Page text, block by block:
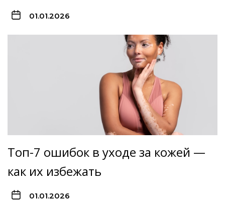
01.01.2026
Топ-7 ошибок в уходе за кожей —
как их избежать
01.01.2026